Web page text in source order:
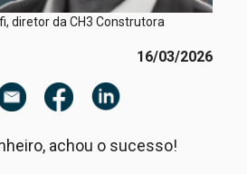
diretor da CH3 Construtora
16/03/2026
achou o sucesso!